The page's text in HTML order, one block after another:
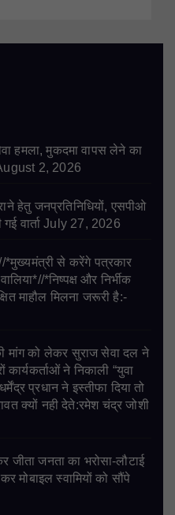
हमला, मुकदमा वापस लेने का
2, 2026
हेतु जनप्रतिनिधियों, एसपीओ
वार्ता July 27, 2026
से करेंगे पत्रकार
*निष्पक्ष और निर्भीक
माहौल मिलना जरूरी है:-
मांग को लेकर सुराज सेवा दल ने
कार्यकर्ताओं ने निकाली “युवा
प्रधान ने इस्तीफा दिया तो
क्यों नही देते:रमेश चंद्र जोशी
जीता जनता का भरोसा-लौटाई
मोबाइल स्वामियों को सौंपे